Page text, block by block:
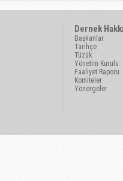
Dernek
Başkanlar
Tarihçe
Tüzük
Yönetim Kurulu
Faaliyet Raporu
Komiteler
Yönergeler